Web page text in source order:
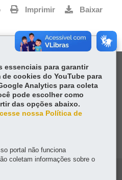
bo
itt
ts
p
Imprimir Baixar
essenciais para garantir
cookies do YouTube para
Analytics para coleta
pode escolher como
das opções abaixo.
nossa Política de
portal não funciona
coletam informações sobre o